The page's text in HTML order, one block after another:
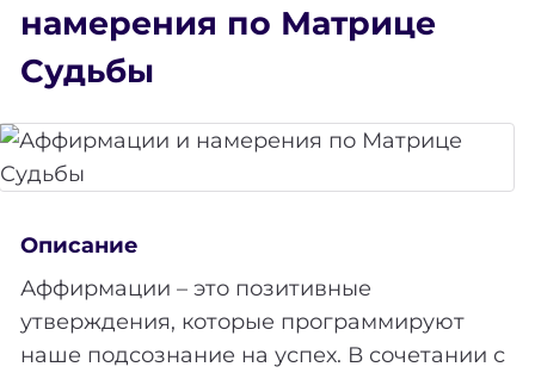
намерения по Матрице
Судьбы
Описание
Аффирмации – это позитивные
утверждения, которые программируют
наше подсознание на успех. В сочетании с